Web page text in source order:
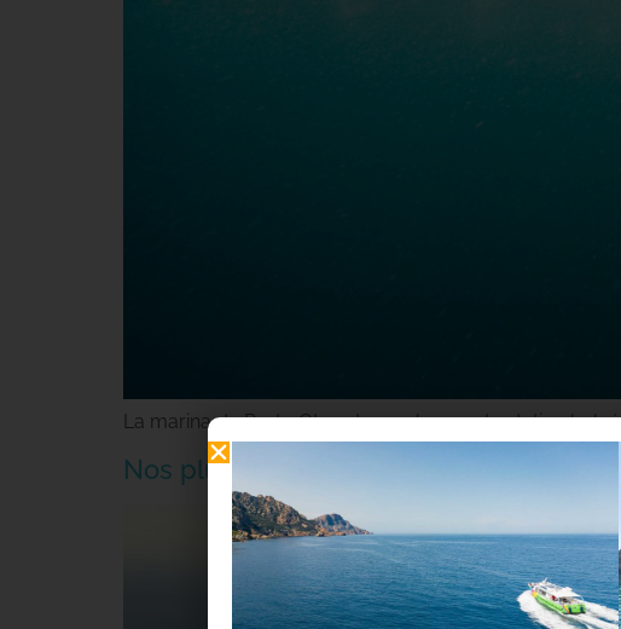
La marina de Porto Ota est une charmante station
Nos plus belles randonnées au départ